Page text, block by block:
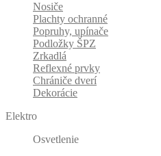
Nosiče
Plachty ochranné
Popruhy, upínače
Podložky ŠPZ
Zrkadlá
Reflexné prvky
Chrániče dverí
Dekorácie
Elektro
Osvetlenie